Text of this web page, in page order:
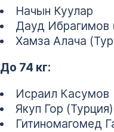
Начын Куулар
Дауд Ибрагимов
Хамза Алача
До 74 кг:
Исраил Касумов
Якуп Гор (Турция)
Гитиномагомед